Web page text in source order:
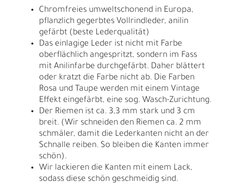
Chromfreies umweltschonend in Europa,
pflanzlich gegerbtes Vollrindleder, anilin
gefärbt (beste Lederqualität)
Das einlagige Leder ist nicht mit Farbe
oberflächlich angespritzt, sondern im Fass
mit Anilinfarbe durchgefärbt. Daher blättert
oder kratzt die Farbe nicht ab. Die Farben
Rosa und Taupe werden mit einem Vintage
Effekt eingefärbt, eine sog. Wasch-Zurichtung.
Der Riemen ist ca. 3,3 mm stark und 3 cm
breit. (Wir schneiden den Riemen ca. 2 mm
schmäler, damit die Lederkanten nicht an der
Schnalle reiben. So bleiben die Kanten immer
schön).
Wir lackieren die Kanten mit einem Lack,
sodass diese schön geschmeidig sind.